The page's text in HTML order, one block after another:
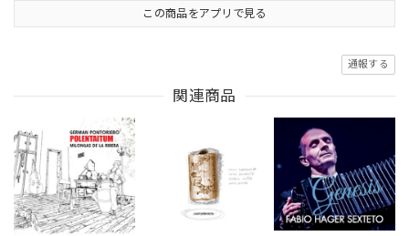
この商品をアプリで見る
通報する
関連商品